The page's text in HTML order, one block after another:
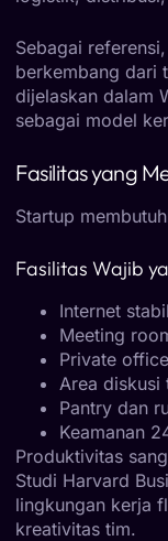
Sebagai
berkembang dari
dijelaskan dalam
sebagai model
Fasilitas yang
Startup
Fasilitas Wajib
Internet
Meeting
Private
Area diskusi
Pantry dan
Keamanan
Produktivitas
Studi Harvard
lingkungan kerja
kreativitas tim.